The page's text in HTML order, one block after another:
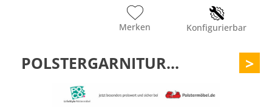
Merken Konfigurierbar
POLSTERGARNITUR... >